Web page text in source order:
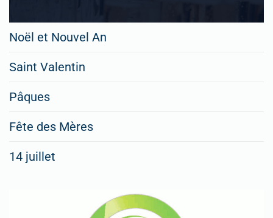
Noël et Nouvel An
Saint Valentin
Pâques
Fête des Mères
14 juillet